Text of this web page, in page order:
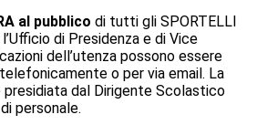
al pubblico di tutti gli SPORTELLI
di Presidenza e di Vice
dell’utenza possono essere
o per via email. La
presidiata dal Dirigente Scolastico
personale.